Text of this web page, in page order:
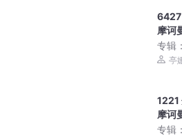
6427
摩诃
专辑：
的思
亭
1221
摩诃
专辑：